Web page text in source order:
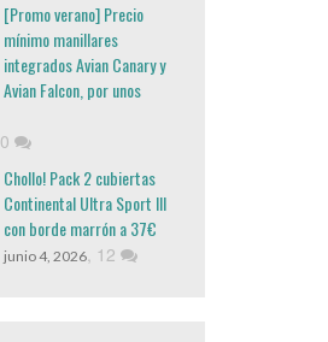
[Promo verano] Precio
mínimo manillares
integrados Avian Canary y
Avian Falcon, por unos
0
Chollo! Pack 2 cubiertas
Continental Ultra Sport III
con borde marrón a 37€
junio 4, 2026, 12